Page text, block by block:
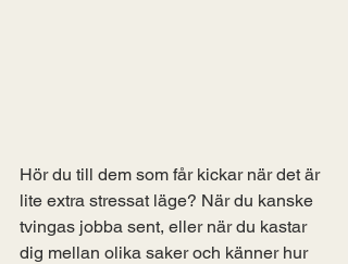
Hör du till dem som får kickar när det är
lite extra stressat läge? När du kanske
tvingas jobba sent, eller när du kastar
dig mellan olika saker och känner hur